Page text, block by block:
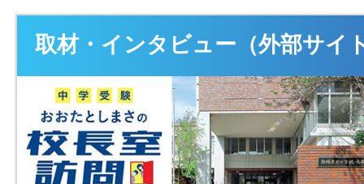
取材・インタビュー（外部サイ